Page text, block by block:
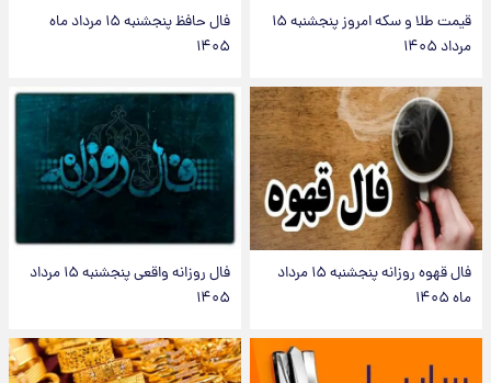
قیمت طلا و سکه امروز پنجشنبه ۱۵
مرداد ۱۴۰۵
فال حافظ پنجشنبه ۱۵ مرداد ماه
۱۴۰۵
فال قهوه روزانه پنجشنبه ۱۵ مرداد
ماه ۱۴۰۵
فال روزانه واقعی پنجشنبه ۱۵ مرداد
۱۴۰۵